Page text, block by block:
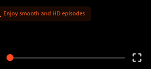
Enjoy smooth and HD episodes